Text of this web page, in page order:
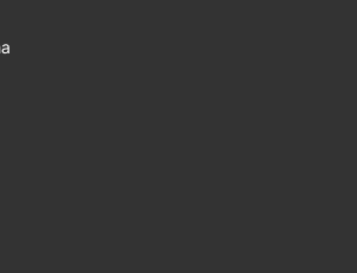
characters and upload 0 more photos